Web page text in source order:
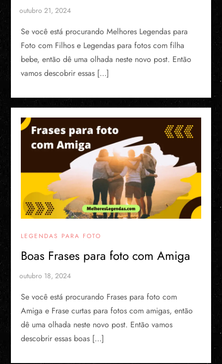
Se você está procurando Melhores Legendas para
Foto com Filhos e Legendas para fotos com filha
bebe, então dê uma olhada neste novo post. Então
vamos descobrir essas […]
LEGENDAS PARA FOTO
Boas Frases para foto com Amiga
Se você está procurando Frases para foto com
Amiga e Frase curtas para fotos com amigas, então
dê uma olhada neste novo post. Então vamos
descobrir essas boas […]